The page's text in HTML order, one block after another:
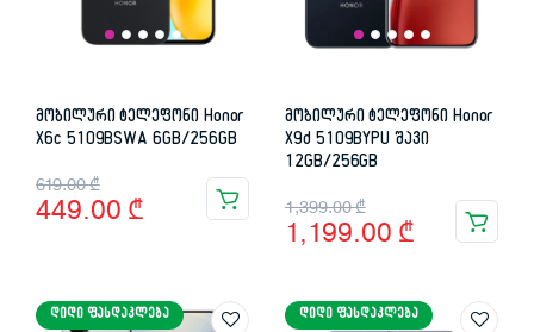
მობილური ტელეფონი Honor
X6c 5109BSWA 6GB/256GB
619.00₾
Original
price
619.00 ₾.
449.00 ₾
Current
price
449.00 ₾.
მობილური ტელეფონი Honor
X9d 5109BYPU შავი
12GB/256GB
1,399.00₾
Original
price
1,199.00 ₾
Current
price
ᲓᲘᲓᲘ ᲤᲐᲡᲓᲐᲙᲚᲔᲑᲐ ᲓᲘᲓᲘ ᲤᲐᲡᲓᲐᲙᲚᲔᲑᲐ